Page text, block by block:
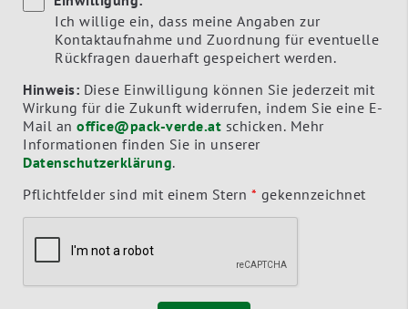
Ich willige ein, dass meine Angaben zur
Kontaktaufnahme und Zuordnung für eventuelle
Rückfragen dauerhaft gespeichert werden.
Hinweis: Diese Einwilligung können Sie jederzeit mit
Wirkung für die Zukunft widerrufen, indem Sie eine E-
Mail an office@pack-verde.at
Informationen finden Sie in unserer
Datenschutzerklärung.
Pflichtfelder sind mit einem Stern * gekennzeichnet